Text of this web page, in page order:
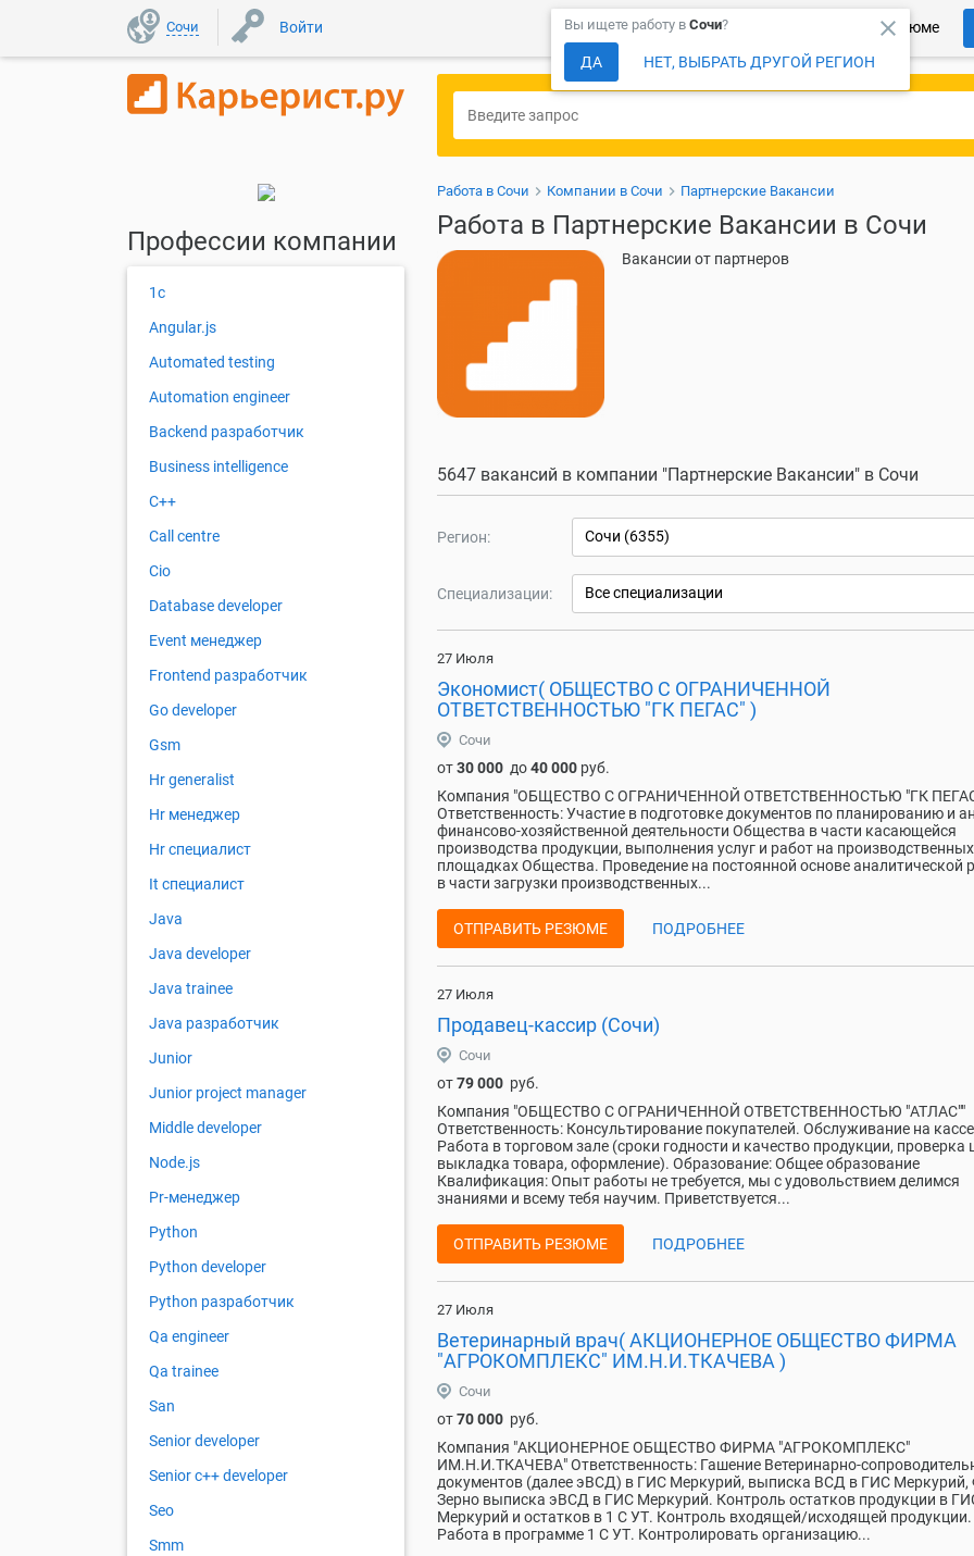
Сочи Войти Более 150 000 компаний ждут Ваше резюме
close
Вы ищете работу в Сочи?
ДА НЕТ, ВЫБРАТЬ ДРУГОЙ РЕГИОН
Работа в Сочи Компании в Сочи Партнерские Вакансии
Работа в Партнерские Вакансии в Сочи
Вакансии от партнеров
5647 вакансий в компании "Партнерские Вакансии" в Сочи
Регион: Сочи (6355)
Специализации: Все специализации
27 Июля
Экономист( ОБЩЕСТВО С ОГРАНИЧЕННОЙ
ОТВЕТСТВЕННОСТЬЮ "ГК ПЕГАС" )
Сочи
от30 000 до40 000 руб.
Компания "ОБЩЕСТВО С ОГРАНИЧЕННОЙ ОТВЕТСТВЕННОСТЬЮ "ГК
Ответственность: Участие в подготовке документов по планированию и
финансово-хозяйственной деятельности Общества в части касающейся
производства продукции, выполнения услуг и работ на производственных
площадках Общества. Проведение на постоянной основе аналитической
в части загрузки производственных...
ОТПРАВИТЬ РЕЗЮМЕ ПОДРОБНЕЕ
27 Июля
Продавец-кассир (Сочи)
Сочи
от79 000 руб.
Компания "ОБЩЕСТВО С ОГРАНИЧЕННОЙ ОТВЕТСТВЕННОСТЬЮ "АТЛАС""
Ответственность: Консультирование покупателей. Обслуживание на
Работа в торговом зале (сроки годности и качество продукции, проверка
выкладка товара, оформление). Образование: Общее образование
Квалификация: Опыт работы не требуется, мы с удовольствием делимся
знаниями и всему тебя научим. Приветствуется...
ОТПРАВИТЬ РЕЗЮМЕ ПОДРОБНЕЕ
27 Июля
Ветеринарный врач( АКЦИОНЕРНОЕ ОБЩЕСТВО ФИРМА
"АГРОКОМПЛЕКС" ИМ.Н.И.ТКАЧЕВА )
Сочи
от70 000 руб.
Компания "АКЦИОНЕРНОЕ ОБЩЕСТВО ФИРМА "АГРОКОМПЛЕКС"
ИМ.Н.И.ТКАЧЕВА" Ответственность: Гашение Ветеринарно-
документов (далее эВСД) в ГИС Меркурий, выписка ВСД в ГИС
Зерно выписка эВСД в ГИС Меркурий. Контроль остатков продукции в
Меркурий и остатков в 1 С УТ. Контроль входящей/исходящей продукции.
Работа в программе 1 С УТ. Контролировать организацию...
Профессии компании
1с
Angular.js
Automated testing
Automation engineer
Backend разработчик
Business intelligence
C++
Call centre
Cio
Database developer
Event менеджер
Frontend разработчик
Go developer
Gsm
Hr generalist
Hr менеджер
Hr специалист
It специалист
Java
Java developer
Java trainee
Java разработчик
Junior
Junior project manager
Middle developer
Node.js
Pr-менеджер
Python
Python developer
Python разработчик
Qa engineer
Qa trainee
San
Senior developer
Senior с++ developer
Seo
Smm